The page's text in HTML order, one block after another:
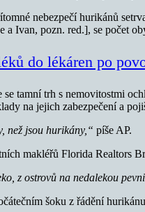
nebezpečí hurikánů
a Ivan, pozn. red.], se počet
do lékáren po
se tamní trh s nemovitostmi
na jejich zabezpečení a
než jsou hurikány,“ píše AP.
makléřů Florida Realtors
z ostrovů na nedalekou
šoku z řádění